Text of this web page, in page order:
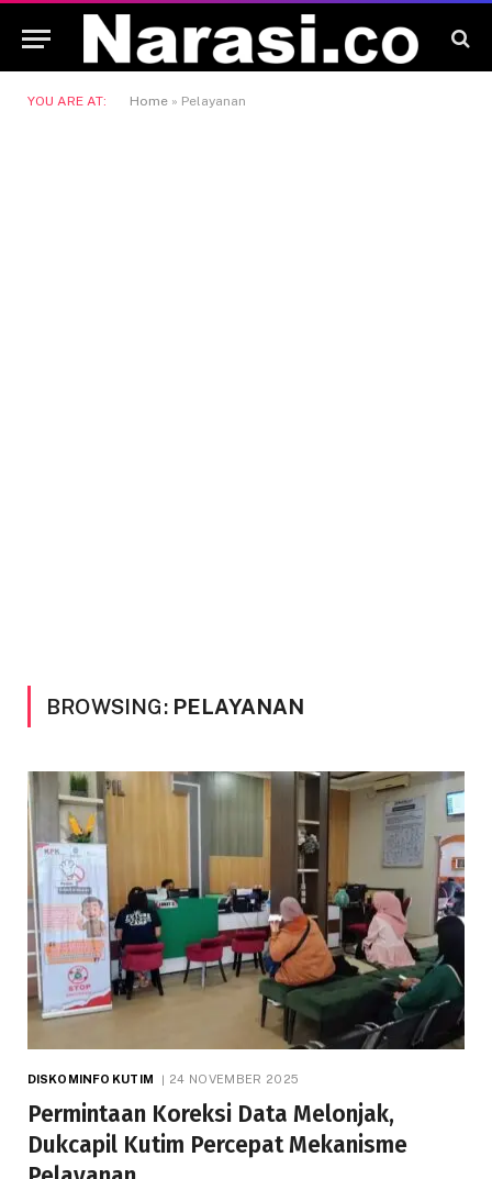
YOU ARE AT: Home » Pelayanan
BROWSING: PELAYANAN
DISKOMINFO KUTIM 24 NOVEMBER 2025
Permintaan Koreksi Data Melonjak,
Dukcapil Kutim Percepat Mekanisme